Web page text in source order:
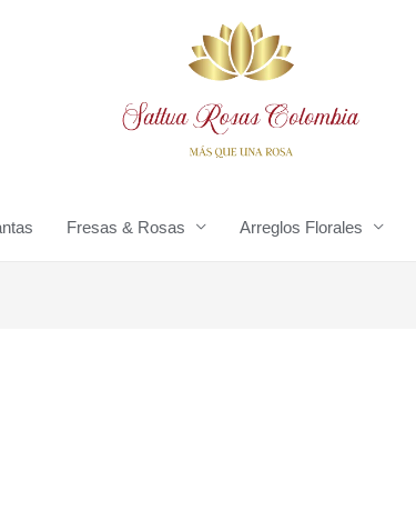
Fresas & Rosas Arreglos Florales